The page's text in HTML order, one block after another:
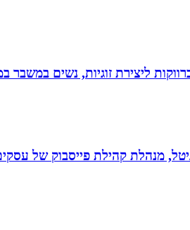
ליצירת זוגיות, נשים במשבר
מנהלת קהילת פייסבוק של